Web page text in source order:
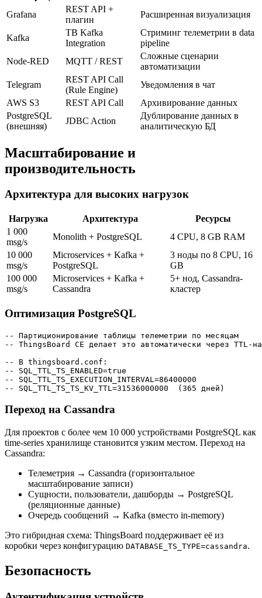
Grafana
REST API +
плагин
Расширенная визуализация
Kafka
TB Kafka
Integration
Стриминг телеметрии в data
pipeline
Node-RED
MQTT / REST
Сложные сценарии
автоматизации
Telegram
REST API Call
(Rule Engine)
Уведомления в чат
AWS S3
REST API Call
Архивирование данных
PostgreSQL
(внешняя)
JDBC Action
Дублирование данных в
аналитическую БД
Масштабирование и
производительность
Архитектура для высоких нагрузок
Нагрузка Архитектура
Ресурсы
1 000
msg/s
Monolith + PostgreSQL
4 CPU, 8 GB RAM
10 000
msg/s
Microservices + Kafka +
PostgreSQL
3 ноды по 8 CPU, 16
GB
100 000
msg/s
Microservices + Kafka +
Cassandra
5+ нод, Cassandra-
кластер
Оптимизация PostgreSQL
-- Партиционирование таблицы телеметрии по месяцам
-- ThingsBoard CE делает это автоматически через TTL-
-- В thingsboard.conf:
-- SQL_TTL_TS_ENABLED=true
-- SQL_TTL_TS_EXECUTION_INTERVAL=86400000
Переход на Cassandra
Для проектов с более чем 10 000 устройствами PostgreSQL как
time-series хранилище становится узким местом. Переход на
Cassandra:
Телеметрия → Cassandra (горизонтальное
масштабирование записи)
Сущности, пользователи, дашборды → PostgreSQL
(реляционные данные)
Очередь сообщений → Kafka (вместо in-memory)
Это гибридная схема: ThingsBoard поддерживает её из
коробки через конфигурацию DATABASE_TS_TYPE=cassandra.
Безопасность